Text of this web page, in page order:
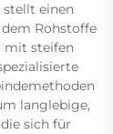
einen
Rohstoffe
mit steifen
langlebige,
sich für